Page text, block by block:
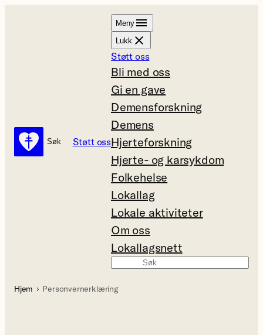
Søk
Søk Støtt oss
Meny
Lukk
Støtt oss
Bli med oss
Gi en gave
Demensforskning
Demens
Hjerteforskning
Hjerte- og karsykdom
Folkehelse
Lokallag
Lokale aktiviteter
Om oss
Lokallagsnett
Hjem Personvernerklæring